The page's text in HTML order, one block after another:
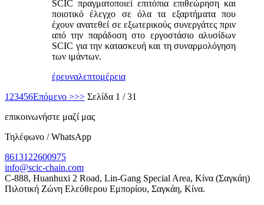
SCIC πραγματοποιεί επιτόπια επιθεώρηση και
ποιοτικό έλεγχο σε όλα τα εξαρτήματα που
έχουν ανατεθεί σε εξωτερικούς συνεργάτες πριν
από την παράδοση στο εργοστάσιο αλυσίδων
SCIC για την κατασκευή και τη συναρμολόγηση
των ιμάντων.
έρευναλεπτομέρεια
1 23456Επόμενο >>> Σελίδα 1 / 31
επικοινωνήστε μαζί μας
Τηλέφωνο / WhatsApp
8613122600975
info@scic-chain.com
C-888, Huanhuxi 2 Road, Lin-Gang Special Area, Κίνα (Σαγκάη)
Πιλοτική Ζώνη Ελεύθερου Εμπορίου, Σαγκάη, Κίνα.